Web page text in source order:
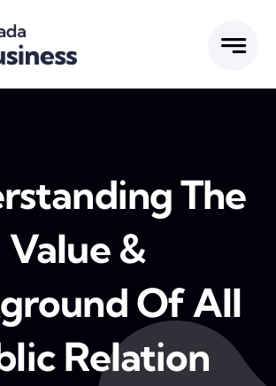
The
Value &
Of All
Relation